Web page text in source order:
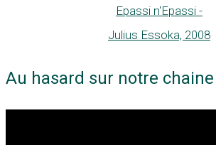
Epassi n'Epassi -
Julius Essoka, 2008
Au hasard sur notre chaine